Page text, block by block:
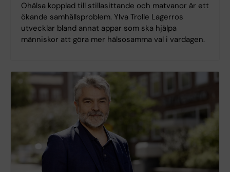
Ohälsa kopplad till stillasittande och matvanor är ett
ökande samhällsproblem. Ylva Trolle Lagerros
utvecklar bland annat appar som ska hjälpa
människor att göra mer hälsosamma val i vardagen.